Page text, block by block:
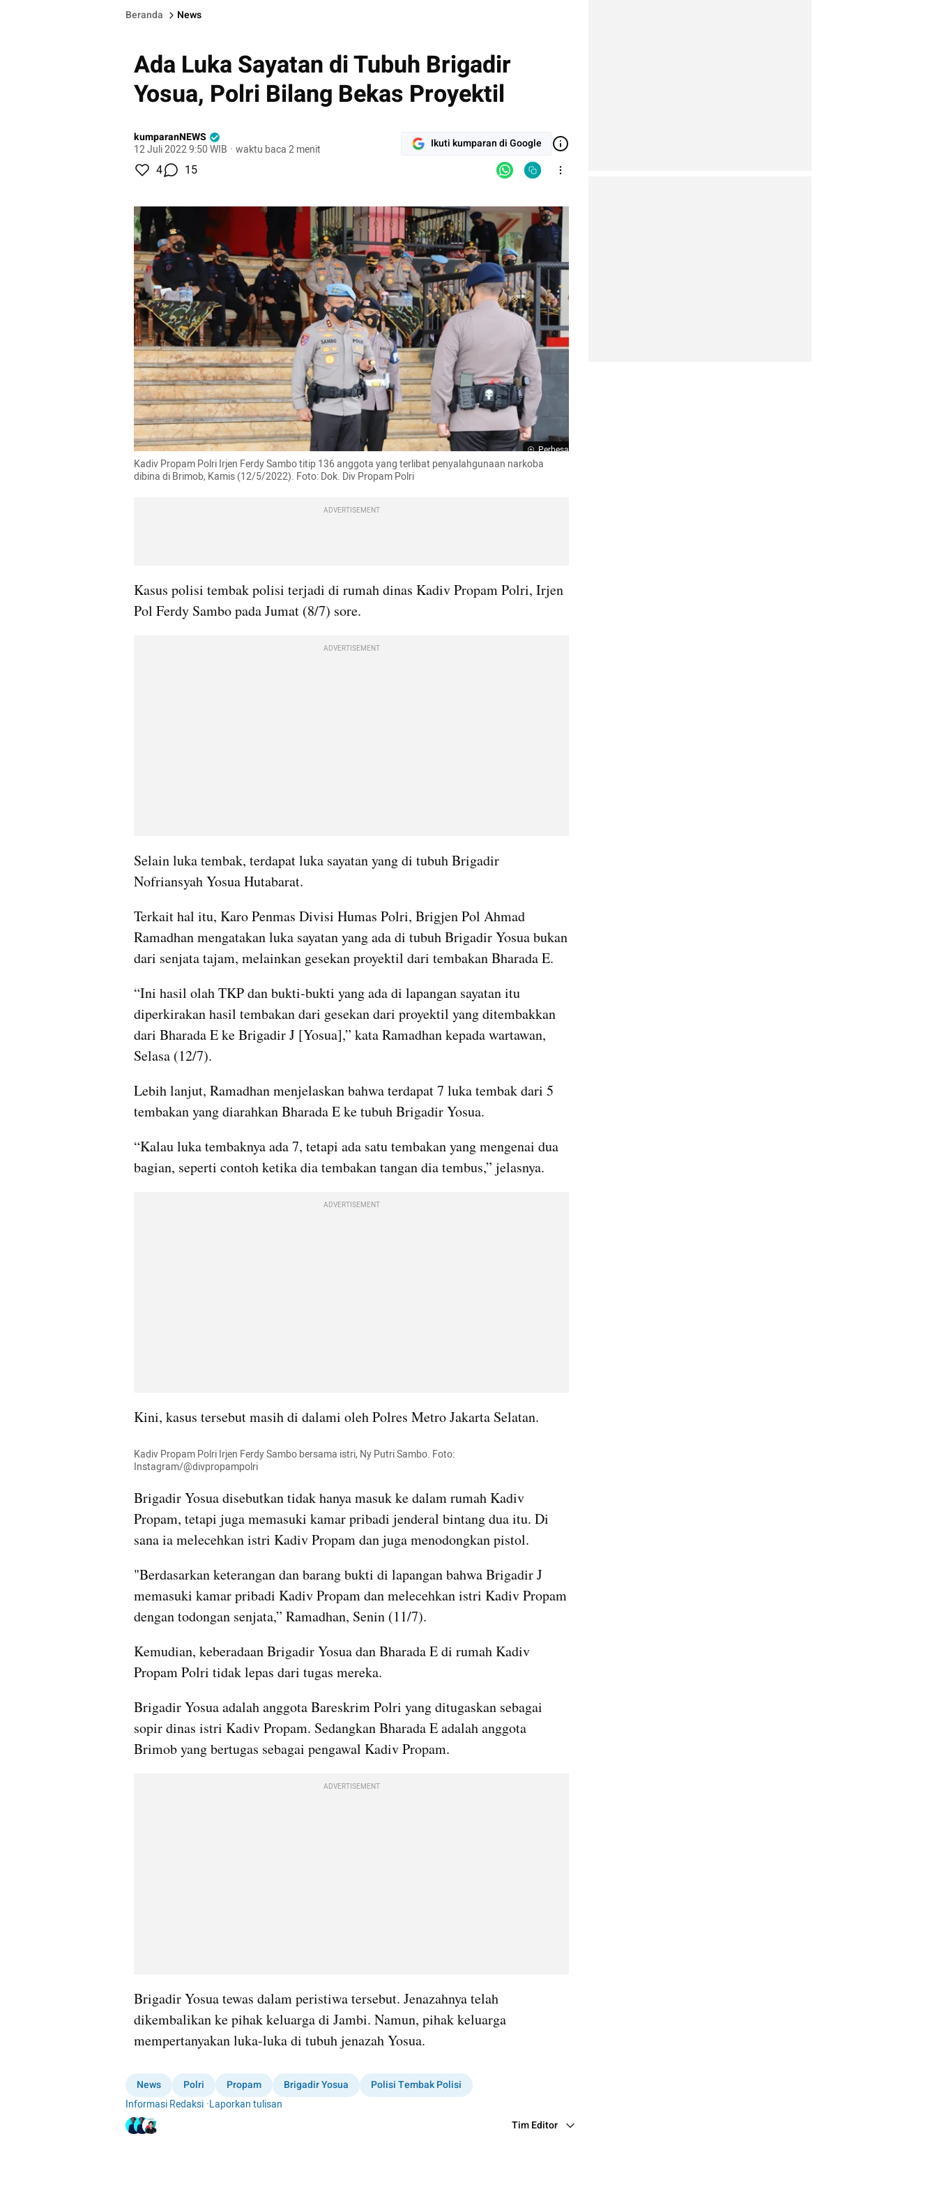
Beranda News
Ada Luka Sayatan di Tubuh Brigadir
Yosua, Polri Bilang Bekas Proyektil
kumparanNEWS
12 Juli 2022 9:50 WIB · waktu baca 2 menit Ikuti kumparan di Google
4 15
Perbesar
Kadiv Propam Polri Irjen Ferdy Sambo titip 136 anggota yang terlibat penyalahgunaan narkoba
dibina di Brimob, Kamis (12/5/2022). Foto: Dok. Div Propam Polri
ADVERTISEMENT
Kasus polisi tembak polisi terjadi di rumah dinas Kadiv Propam Polri, Irjen
Pol Ferdy Sambo pada Jumat (8/7) sore.
ADVERTISEMENT
Selain luka tembak, terdapat luka sayatan yang di tubuh Brigadir
Nofriansyah Yosua Hutabarat.
Terkait hal itu, Karo Penmas Divisi Humas Polri, Brigjen Pol Ahmad
Ramadhan mengatakan luka sayatan yang ada di tubuh Brigadir Yosua bukan
dari senjata tajam, melainkan gesekan proyektil dari tembakan Bharada E.
“Ini hasil olah TKP dan bukti-bukti yang ada di lapangan sayatan itu
diperkirakan hasil tembakan dari gesekan dari proyektil yang ditembakkan
dari Bharada E ke Brigadir J [Yosua],” kata Ramadhan kepada wartawan,
Selasa (12/7).
Lebih lanjut, Ramadhan menjelaskan bahwa terdapat 7 luka tembak dari 5
tembakan yang diarahkan Bharada E ke tubuh Brigadir Yosua.
“Kalau luka tembaknya ada 7, tetapi ada satu tembakan yang mengenai dua
bagian, seperti contoh ketika dia tembakan tangan dia tembus,” jelasnya.
ADVERTISEMENT
Kini, kasus tersebut masih di dalami oleh Polres Metro Jakarta Selatan.
Kadiv Propam Polri Irjen Ferdy Sambo bersama istri, Ny Putri Sambo. Foto:
Instagram/@divpropampolri
Brigadir Yosua disebutkan tidak hanya masuk ke dalam rumah Kadiv
Propam, tetapi juga memasuki kamar pribadi jenderal bintang dua itu. Di
sana ia melecehkan istri Kadiv Propam dan juga menodongkan pistol.
"Berdasarkan keterangan dan barang bukti di lapangan bahwa Brigadir J
memasuki kamar pribadi Kadiv Propam dan melecehkan istri Kadiv Propam
dengan todongan senjata,” Ramadhan, Senin (11/7).
Kemudian, keberadaan Brigadir Yosua dan Bharada E di rumah Kadiv
Propam Polri tidak lepas dari tugas mereka.
Brigadir Yosua adalah anggota Bareskrim Polri yang ditugaskan sebagai
sopir dinas istri Kadiv Propam. Sedangkan Bharada E adalah anggota
Brimob yang bertugas sebagai pengawal Kadiv Propam.
ADVERTISEMENT
Brigadir Yosua tewas dalam peristiwa tersebut. Jenazahnya telah
dikembalikan ke pihak keluarga di Jambi. Namun, pihak keluarga
mempertanyakan luka-luka di tubuh jenazah Yosua.
News Polri Propam Brigadir Yosua
Polisi Tembak Polisi
Informasi Redaksi ·Laporkan tulisan
Tim Editor